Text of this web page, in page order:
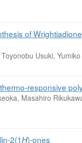
of Wrightiadione
Usuki,
responsive
Masahiro
2(1H)-ones